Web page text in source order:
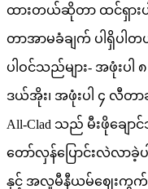
ထားတယ်ဆိုတာ ထင်ရှာ
တာအာမခံချက် ပါရှိပါတ
ပါဝင်သည်များ- အဖုံးပ
ဒယ်အိုး၊ အဖုံးပါ ၄ လီတ
All-Clad သည် မီးဖိုချေ
တော်လှန်ပြောင်းလဲလာ
နှင့် အလူမီနီယမ်ဈေးကွက်